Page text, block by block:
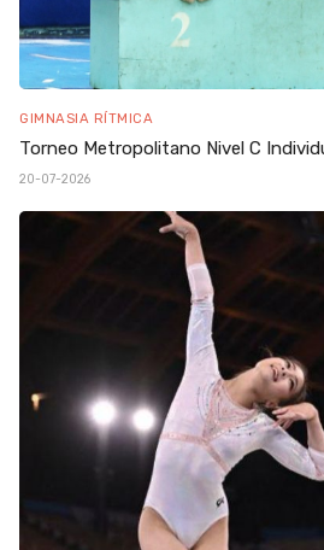
GIMNASIA RÍTMICA
Torneo Metropolitano Nivel C
20-07-2026